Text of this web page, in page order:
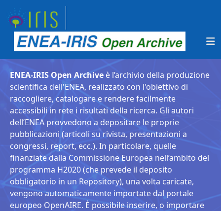
ENEA-IRIS Open Archive è l’archivio della produzione
scientifica dell'ENEA, realizzato con l'obiettivo di
raccogliere, catalogare e rendere facilmente
accessibili in rete i risultati della ricerca. Gli autori
dell’ENEA provvedono a depositare le proprie
pubblicazioni (articoli su rivista, presentazioni a
congressi, report, ecc.). In particolare, quelle
finanziate dalla Commissione Europea nell’ambito del
programma H2020 (che prevede il deposito
obbligatorio in un Repository), una volta caricate,
vengono automaticamente importate dal portale
europeo OpenAIRE. È possibile inserire, o importare